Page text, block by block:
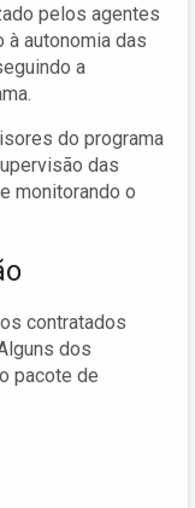
pelos agentes
à autonomia das
a
do programa
das
monitorando o
contratados
dos
pacote de